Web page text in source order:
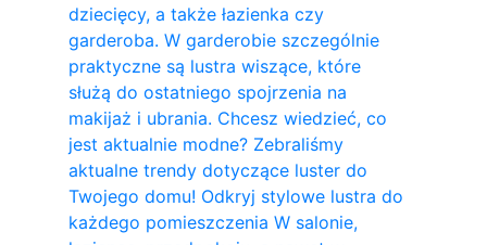
dziecięcy, a także łazienka czy
garderoba. W garderobie szczególnie
praktyczne są lustra wiszące, które
służą do ostatniego spojrzenia na
makijaż i ubrania. Chcesz wiedzieć, co
jest aktualnie modne? Zebraliśmy
aktualne trendy dotyczące luster do
Twojego domu! Odkryj stylowe lustra do
każdego pomieszczenia W salonie,